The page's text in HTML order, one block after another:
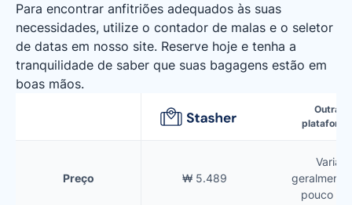
Para encontrar anfitriões adequados às suas
necessidades, utilize o contador de malas e o seletor
de datas em nosso site. Reserve hoje e tenha a
tranquilidade de saber que suas bagagens estão em
boas mãos.
Outras
Preço ₩ 5.489
Varia,
geralmente
pouco